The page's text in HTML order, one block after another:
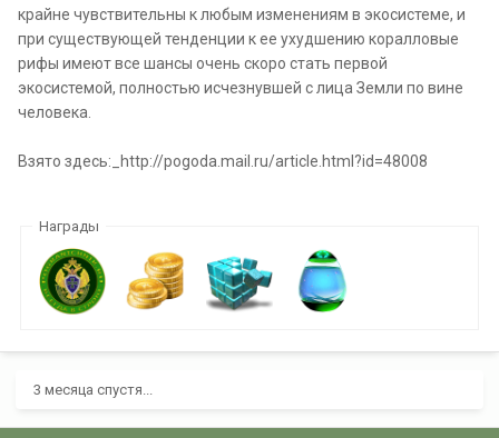
крайне чувствительны к любым изменениям в экосистеме, и
при существующей тенденции к ее ухудшению коралловые
рифы имеют все шансы очень скоро стать первой
экосистемой, полностью исчезнувшей с лица Земли по вине
человека.
Взято здесь:_http://pogoda.mail.ru/article.html?id=48008
Награды
3 месяца спустя...